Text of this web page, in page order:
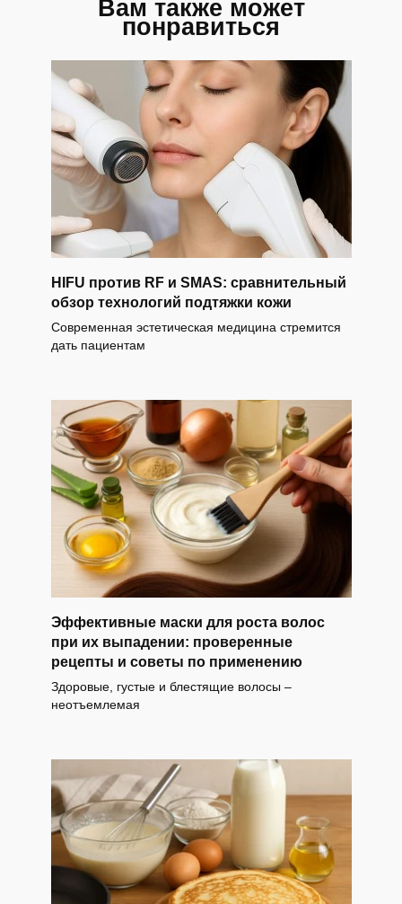
Вам также может
понравиться
HIFU против RF и SMAS: сравнительный
обзор технологий подтяжки кожи
Современная эстетическая медицина стремится
дать пациентам
Эффективные маски для роста волос
при их выпадении: проверенные
рецепты и советы по применению
Здоровые, густые и блестящие волосы –
неотъемлемая